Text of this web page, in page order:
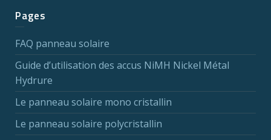
Pages
FAQ panneau solaire
Guide d’utilisation des accus NiMH Nickel Métal
Hydrure
Le panneau solaire mono cristallin
Le panneau solaire polycristallin